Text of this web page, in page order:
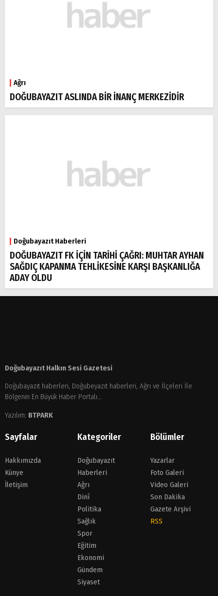
Ağrı
DOĞUBAYAZIT ASLINDA BİR İNANÇ MERKEZİDİR
Doğubayazıt Haberleri
DOĞUBAYAZIT FK İÇİN TARİHİ ÇAĞRI: MUHTAR AYHAN
SAĞDIÇ KAPANMA TEHLİKESİNE KARŞI BAŞKANLIĞA
ADAY OLDU
Doğubayazıt Halkın Sesi Gazetesi
Doğubayazıt haberleri, Doğubeyazıt haberleri, Ağrı ve İlçeleri İle
Bölgenin En Büyük Haber Portalı...
Yazılım: BTPARK
Sayfalar
Hakkımızda
Künye
İletişim
Kategoriler
Doğubayazıt
Haberleri
Ağrı
Dinî
Politika
Sağlık
Spor
Eğitim
Ekonomi
Gündem
Siyaset
Bölümler
Yazarlar
Foto Galeri
Video Galeri
Son Dakika
Gazete Arşivi
RSS